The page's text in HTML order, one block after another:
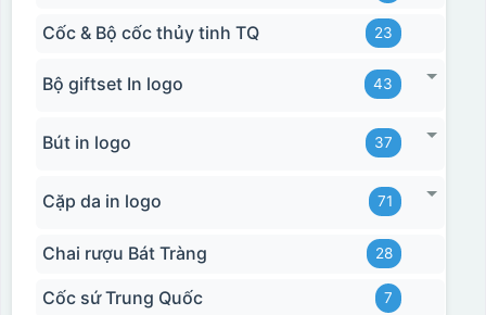
Cốc & Bộ cốc thủy tinh TQ 23
Bộ giftset In logo 43
Bút in logo 37
Cặp da in logo 71
Chai rượu Bát Tràng 28
Cốc sứ Trung Quốc 7